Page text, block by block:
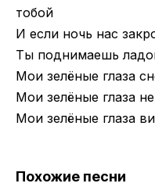
тобой
И если ночь нас
Ты поднимаешь
Мои зелёные глаза
Мои зелёные глаза
Мои зелёные глаза
Похожие песни